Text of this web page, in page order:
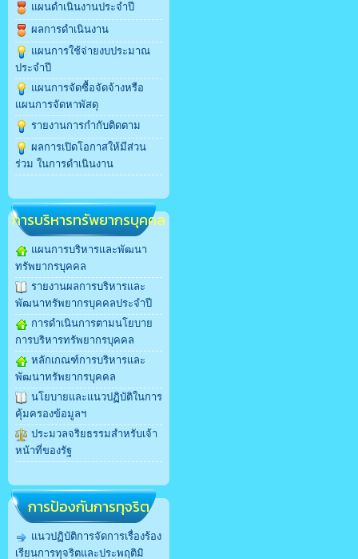
แผนดำเนินงานประจำปี
ผลการดำเนินงาน
แผนการใช้จ่ายงบประมาณ
ประจำปี
แผนการจัดซื้อจัดจ้างหรือ
แผนการจัดหาพัสดุ
รายงานการกำกับติดตาม
ผลการเปิดโอกาสให้มีส่วน
ร่วม ในการดำเนินงาน
การบริหารทรัพยากรบุคคล
แผนการบริหารและพัฒนา
ทรัพยากรบุคคล
รายงานผลการบริหารและ
พัฒนาทรัพยากรบุคคลประจำปี
การดำเนินการตามนโยบาย
การบริหารทรัพยากรบุคคล
หลักเกณฑ์การบริหารและ
พัฒนาทรัพยากรบุคคล
นโยบายและแนวปฏิบัติในการ
คุ้มครองข้อมูลฯ
ประมวลจริยธรรมสำหรับเจ้า
หน้าที่ของรัฐ
การป้องกันการทุจริต
แนวปฏิบัติการจัดการเรื่องร้อง
เรียนการทุจริตและประพฤติมิ